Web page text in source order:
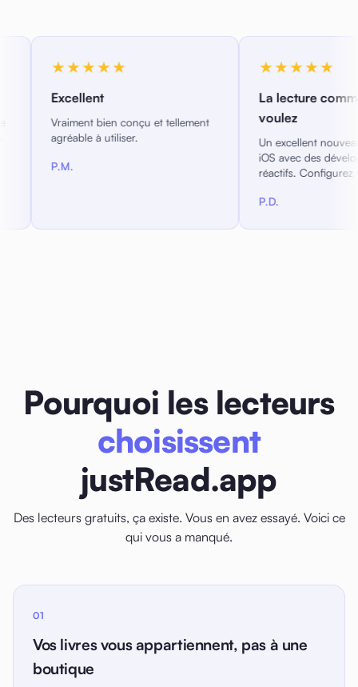
et tellement
La lecture comme vous la
voulez
Un excellent nouveau lecteur epub
iOS avec des développeurs
réactifs. Configurez votre lecture
Le
Pourquoi les lecteurs
choisissent
justRead.app
Des lecteurs gratuits, ça existe. Vous en avez essayé. Voici ce
qui vous a manqué.
01
Vos livres vous appartiennent, pas à une
boutique